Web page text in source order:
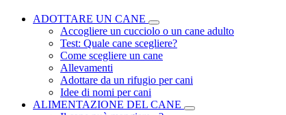
ADOTTARE UN CANE
Accogliere un cucciolo o un cane adulto
Test: Quale cane scegliere?
Come scegliere un cane
Allevamenti
Adottare da un rifugio per cani
Idee di nomi per cani
ALIMENTAZIONE DEL CANE